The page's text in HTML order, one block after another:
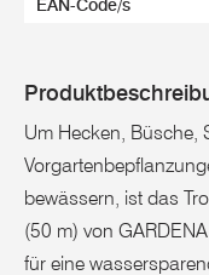
EAN-Code/s
Um Hecken, Büsche,
bewässern, ist das
(50 m) von
für eine